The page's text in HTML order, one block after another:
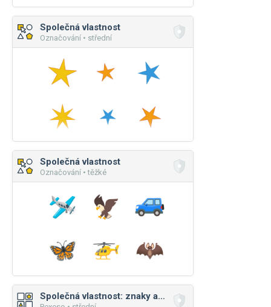
Společná vlastnost
Označování • střední
Společná vlastnost
Označování • těžké
Společná vlastnost: znaky a čísla